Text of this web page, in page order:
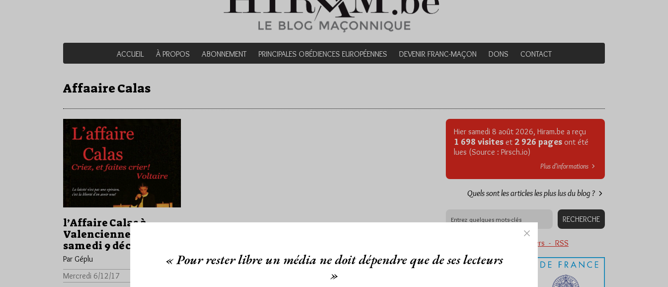
ACCUEIL À PROPOS ABONNEMENT PRINCIPALES OBÉDIENCES EUROPÉENNES DEVENIR FRANC-MAÇON DONS CONTACT
Affaaire Calas
l’Affaire Calas à
Valenciennes ce
samedi 9 décembre
Par Géplu
Mercredi 6/12/17
Hier samedi 8 août 2026, Hiram.be a reçu
1 698 visites et 2 926 pages ont été
lues (Source : Pirsch.io)
Plus d’informations
Quels sont les articles les plus lus du blog ?
Abonnement aux Newsletters - RSS
« Pour rester libre un média ne doit dépendre que de ses lecteurs
»